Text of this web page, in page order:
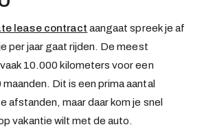
lease contract aangaat spreek je af
per jaar gaat rijden. De meest
10.000 kilometers voor een
Dit is een prima aantal
afstanden, maar daar kom je snel
vakantie wilt met de auto.